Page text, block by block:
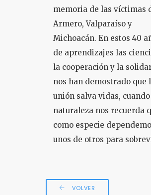
memoria de las víctimas
Armero, Valparaíso y
Michoacán. En estos 40
de aprendizajes las
la cooperación y la
nos han demostrado que
unión salva vidas,
naturaleza nos recuerda
como especie
unos de otros para
VOLVER